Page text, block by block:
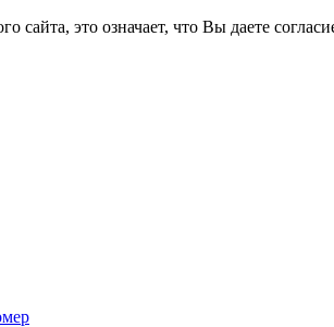
сайта, это означает, что Вы даете